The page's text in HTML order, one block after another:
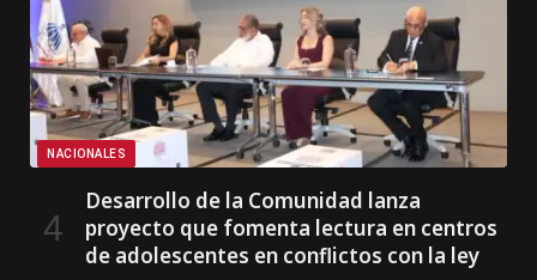
NACIONALES
Desarrollo de la Comunidad lanza
proyecto que fomenta lectura en centros
de adolescentes en conflictos con la ley